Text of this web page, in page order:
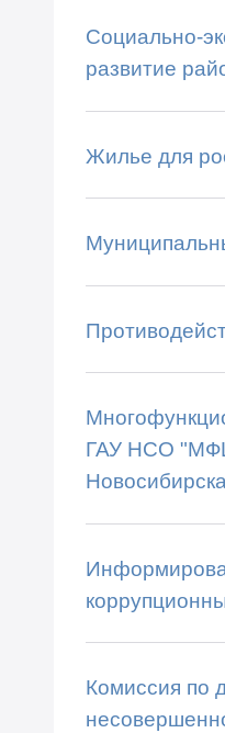
Социально-
развитие
Жилье для
ГАУ НСО
Комиссия по